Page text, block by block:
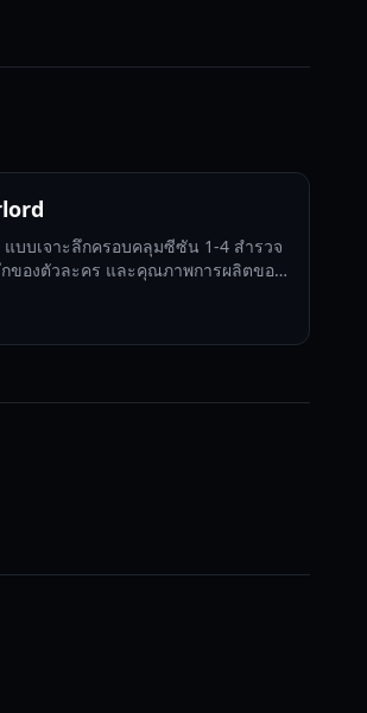
บบเจาะลึกครอบคลุมซีซัน 1-4 สำรวจ
ของตัวละคร และคุณภาพการผลิตขอ